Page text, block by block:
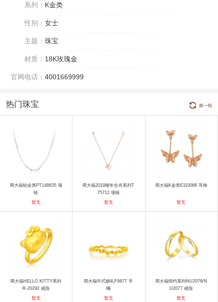
系列： K金类
性别： 女士
主题： 珠宝
材质： 18K玫瑰金
官网电话： 4001669999
热门珠宝 换一组
周大福铂金类PT148635 项
链
暂无
周大福2019猪年生肖系列T
75712 项链
暂无
周大福K金类E110086 耳饰
暂无
周大福HELLO KITTY系列
R-20292 戒指
暂无
周大福中式婚礼F6877 手
镯
暂无
周大福情约系列NU2076/N
U2077 戒指
暂无